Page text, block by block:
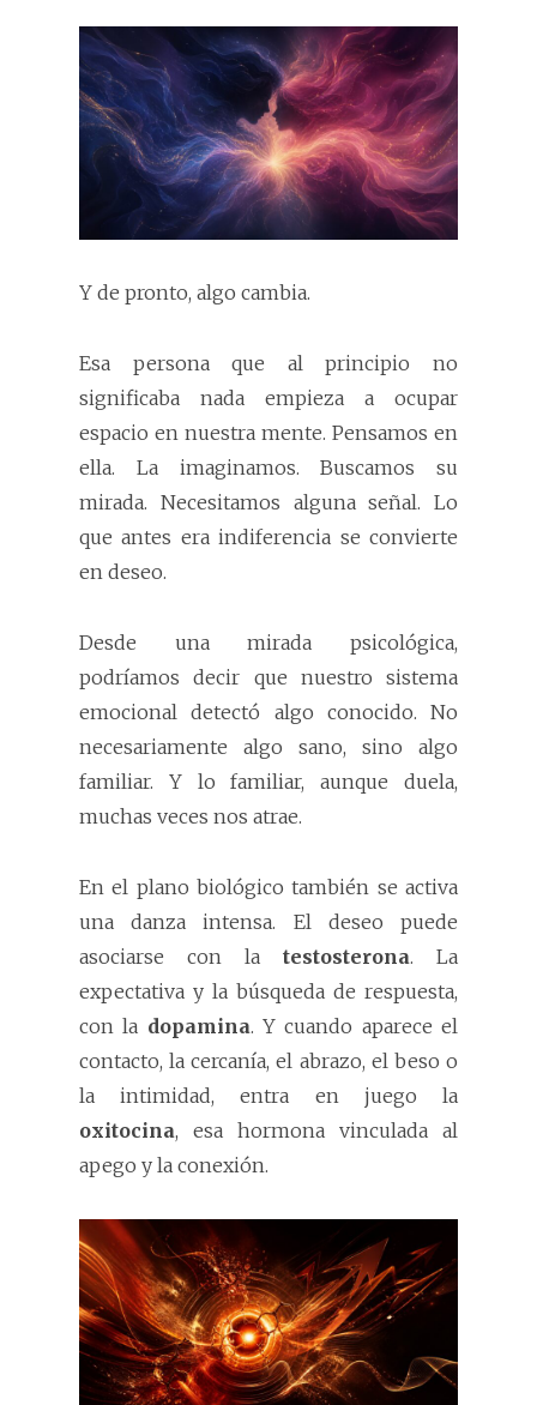
Y de pronto, algo cambia.
Esa persona que al principio no
significaba nada empieza a ocupar
espacio en nuestra mente. Pensamos en
ella. La imaginamos. Buscamos su
mirada. Necesitamos alguna señal. Lo
que antes era indiferencia se convierte
en deseo.
Desde una mirada psicológica,
podríamos decir que nuestro sistema
emocional detectó algo conocido. No
necesariamente algo sano, sino algo
familiar. Y lo familiar, aunque duela,
muchas veces nos atrae.
En el plano biológico también se activa
una danza intensa. El deseo puede
asociarse con la testosterona. La
expectativa y la búsqueda de respuesta,
con la dopamina. Y cuando aparece el
contacto, la cercanía, el abrazo, el beso o
la intimidad, entra en juego la
oxitocina, esa hormona vinculada al
apego y la conexión.